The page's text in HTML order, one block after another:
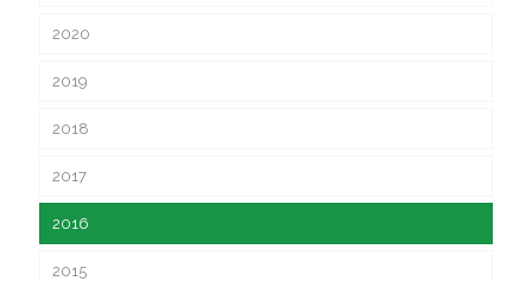
2020
2019
2018
2017
2016
2015